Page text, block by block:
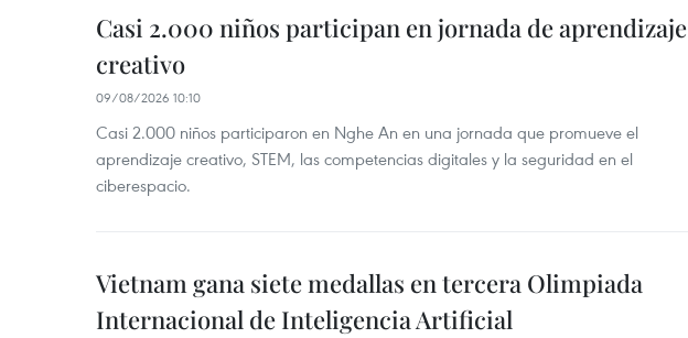
Casi 2.000 niños participan en jornada de aprendizaje
creativo
09/08/2026 10:10
Casi 2.000 niños participaron en Nghe An en una jornada que promueve el
aprendizaje creativo, STEM, las competencias digitales y la seguridad en el
ciberespacio.
Vietnam gana siete medallas en tercera Olimpiada
Internacional de Inteligencia Artificial